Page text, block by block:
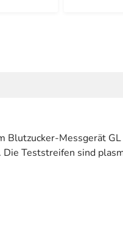
Messgerät
Teststreifen sind